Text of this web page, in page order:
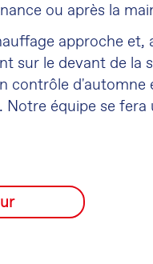
ou après la
approche et,
sur le devant de la
contrôle
Notre équipe se fera